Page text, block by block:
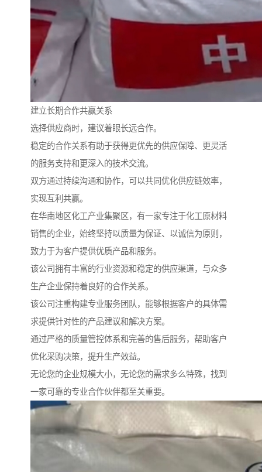
建立长期合作共赢关系
选择供应商时，建议着眼长远合作。
稳定的合作关系有助于获得更优先的供应保障、更灵活
的服务支持和更深入的技术交流。
双方通过持续沟通和协作，可以共同优化供应链效率，
实现互利共赢。
在华南地区化工产业集聚区，有一家专注于化工原材料
销售的企业，始终坚持以质量为保证、以诚信为原则，
致力于为客户提供优质产品和服务。
该公司拥有丰富的行业资源和稳定的供应渠道，与众多
生产企业保持着良好的合作关系。
该公司注重构建专业服务团队，能够根据客户的具体需
求提供针对性的产品建议和解决方案。
通过严格的质量管控体系和完善的售后服务，帮助客户
优化采购决策，提升生产效益。
无论您的企业规模大小，无论您的需求多么特殊，找到
一家可靠的专业合作伙伴都至关重要。